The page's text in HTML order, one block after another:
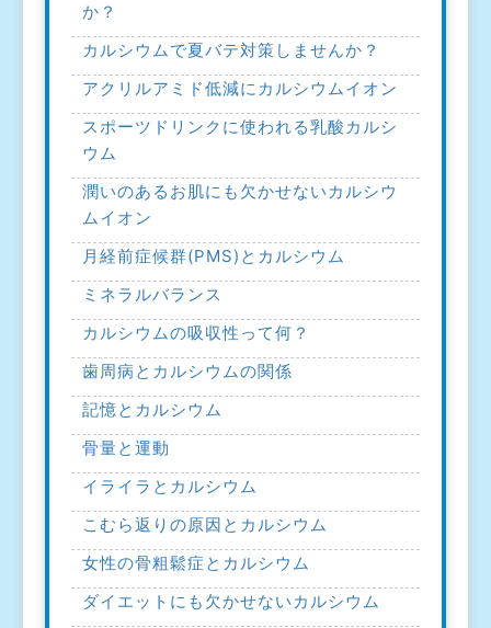
か？
カルシウムで夏バテ対策しませんか？
アクリルアミド低減にカルシウムイオン
スポーツドリンクに使われる乳酸カルシ
ウム
潤いのあるお肌にも欠かせないカルシウ
ムイオン
月経前症候群(PMS)とカルシウム
ミネラルバランス
カルシウムの吸収性って何？
歯周病とカルシウムの関係
記憶とカルシウム
骨量と運動
イライラとカルシウム
こむら返りの原因とカルシウム
女性の骨粗鬆症とカルシウム
ダイエットにも欠かせないカルシウム